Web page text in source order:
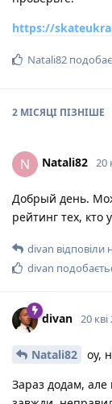
https://
Natali82
2 МІСЯЦІ ПІЗНІШЕ
N Natali82 20
Добрый день.
рейтинг тех, кто
divan відповіли
divan
divan 20
Natali82
оу,
Зараз додам, але